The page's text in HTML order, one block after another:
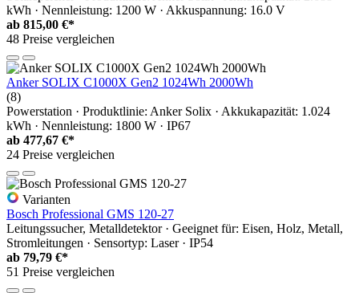
kWh · Nennleistung: 1200 W · Akkuspannung: 16.0 V
ab 815,00 €*
48 Preise vergleichen
Anker SOLIX C1000X Gen2 1024Wh 2000Wh
(8)
Powerstation · Produktlinie: Anker Solix · Akkukapazität: 1.024
kWh · Nennleistung: 1800 W · IP67
ab 477,67 €*
24 Preise vergleichen
Varianten
Bosch Professional GMS 120-27
Leitungssucher, Metalldetektor · Geeignet für: Eisen, Holz, Metall,
Stromleitungen · Sensortyp: Laser · IP54
ab 79,79 €*
51 Preise vergleichen